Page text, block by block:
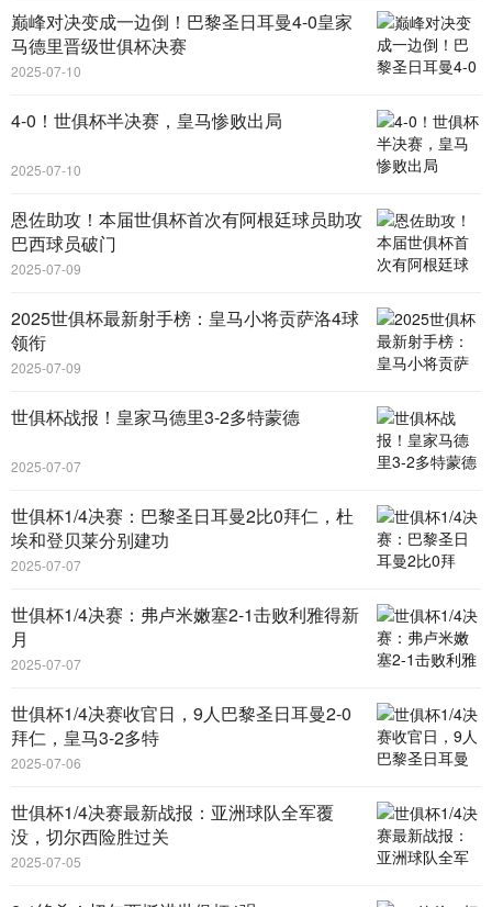
巅峰对决变成一边倒！巴黎圣日耳曼4-0皇家
马德里晋级世俱杯决赛
2025-07-10
4-0！世俱杯半决赛，皇马惨败出局
2025-07-10
恩佐助攻！本届世俱杯首次有阿根廷球员助攻
巴西球员破门
2025-07-09
2025世俱杯最新射手榜：皇马小将贡萨洛4球
领衔
2025-07-09
世俱杯战报！皇家马德里3-2多特蒙德
2025-07-07
世俱杯1/4决赛：巴黎圣日耳曼2比0拜仁，杜
埃和登贝莱分别建功
2025-07-07
世俱杯1/4决赛：弗卢米嫩塞2-1击败利雅得新
月
2025-07-07
世俱杯1/4决赛收官日，9人巴黎圣日耳曼2-0
拜仁，皇马3-2多特
2025-07-06
世俱杯1/4决赛最新战报：亚洲球队全军覆
没，切尔西险胜过关
2025-07-05